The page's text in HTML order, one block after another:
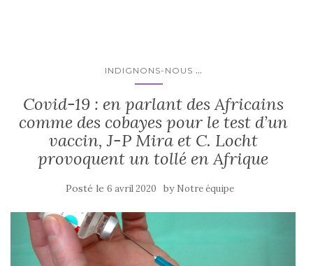
INDIGNONS-NOUS ...
Covid-19 : en parlant des Africains
comme des cobayes pour le test d’un
vaccin, J-P Mira et C. Locht
provoquent un tollé en Afrique
Posté le 6 avril 2020 by Notre équipe